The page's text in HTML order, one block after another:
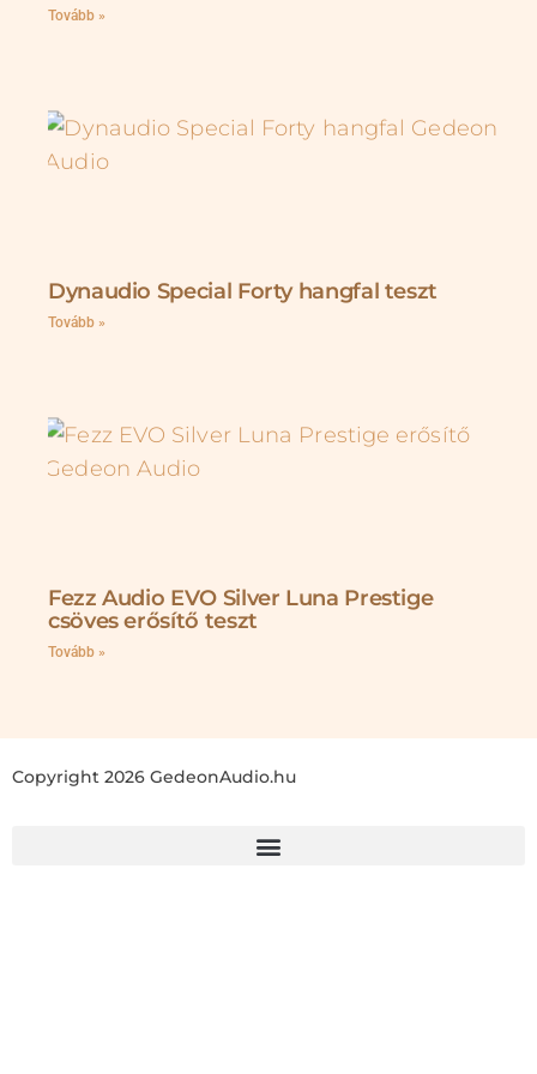
Tovább »
Dynaudio Special Forty hangfal teszt
Tovább »
Fezz Audio EVO Silver Luna Prestige
csöves erősítő teszt
Tovább »
Copyright 2026 GedeonAudio.hu